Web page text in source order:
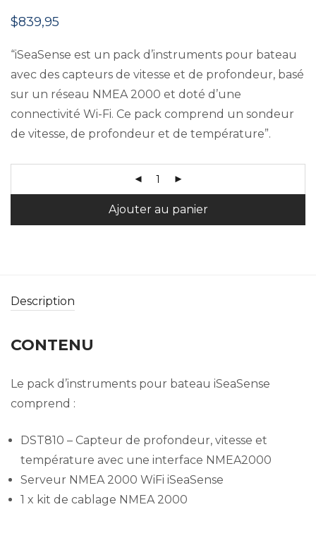
$839,95
“iSeaSense est un pack d’instruments pour bateau
avec des capteurs de vitesse et de profondeur, basé
sur un réseau NMEA 2000 et doté d’une
connectivité Wi-Fi. Ce pack comprend un sondeur
de vitesse, de profondeur et de température”.
Ajouter au panier
Description
CONTENU
Le pack d’instruments pour bateau iSeaSense
comprend :
DST810 – Capteur de profondeur, vitesse et
température avec une interface NMEA2000
Serveur NMEA 2000 WiFi iSeaSense
1 x kit de cablage NMEA 2000